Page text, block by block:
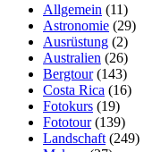
Allgemein (11)
Astronomie (29)
Ausrüstung (2)
Australien (26)
Bergtour(143)
Costa Rica (16)
Fotokurs (19)
Fototour(139)
Landschaft (249)